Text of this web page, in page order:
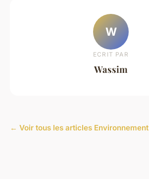
W
ECRIT PAR
Wassim
← Voir tous les articles Environnement